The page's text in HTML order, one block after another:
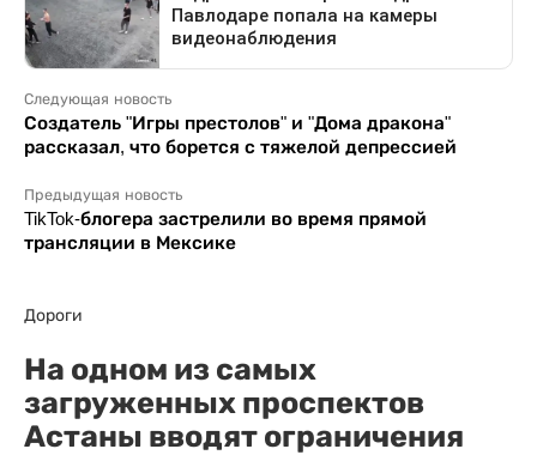
Следующая новость
Создатель "Игры престолов" и "Дома дракона"
рассказал, что борется с тяжелой депрессией
Предыдущая новость
TikTok-блогера застрелили во время прямой
трансляции в Мексике
Дороги
На одном из самых
загруженных проспектов
Астаны вводят ограничения